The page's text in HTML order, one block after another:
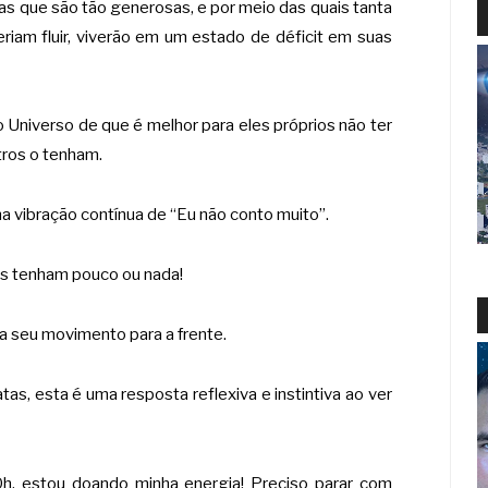
que são tão generosas, e por meio das quais tanta
fluir, viverão em um estado de déficit em suas
de que é melhor para eles próprios não ter
o tenham.
contínua de “Eu não conto muito”.
tenham pouco ou nada!
seu movimento para a frente.
esta é uma resposta reflexiva e instintiva ao ver
estou doando minha energia! Preciso parar com